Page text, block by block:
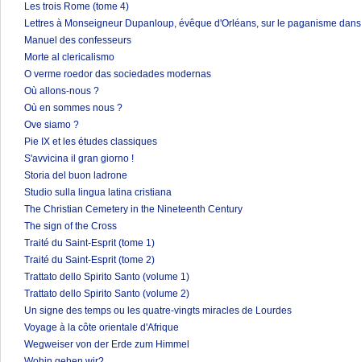
Les trois Rome (tome 4)
Lettres à Monseigneur Dupanloup, évêque d'Orléans, sur le paganisme
Manuel des confesseurs
Morte al clericalismo
O verme roedor das sociedades modernas
Où allons-nous ?
Où en sommes nous ?
Ove siamo ?
Pie IX et les études classiques
S'avvicina il gran giorno !
Storia del buon ladrone
Studio sulla lingua latina cristiana
The Christian Cemetery in the Nineteenth Century
The sign of the Cross
Traité du Saint-Esprit (tome 1)
Traité du Saint-Esprit (tome 2)
Trattato dello Spirito Santo (volume 1)
Trattato dello Spirito Santo (volume 2)
Un signe des temps ou les quatre-vingts miracles de Lourdes
Voyage à la côte orientale d'Afrique
Wegweiser von der Erde zum Himmel